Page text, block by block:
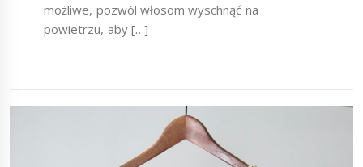
możliwe, pozwól włosom wyschnąć na
powietrzu, aby […]